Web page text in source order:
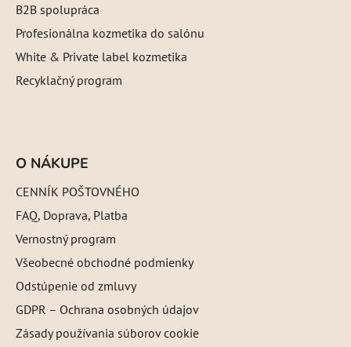
B2B spolupráca
Profesionálna kozmetika do salónu
White & Private label kozmetika
Recyklačný program
O NÁKUPE
CENNÍK POŠTOVNÉHO
FAQ, Doprava, Platba
Vernostný program
Všeobecné obchodné podmienky
Odstúpenie od zmluvy
GDPR – Ochrana osobných údajov
Zásady používania súborov cookie